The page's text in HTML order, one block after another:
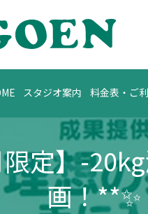
スタジオ案内 料金表・ご
定】-
画！